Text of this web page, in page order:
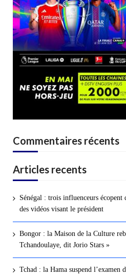
Commentaires récents
Articles recents
Sénégal : trois influenceurs écopent
des vidéos visant le président
Bongor : la Maison de la Culture
Tchandoulaye, dit Jorio Stars »
Tchad : la Hama suspend l’examen